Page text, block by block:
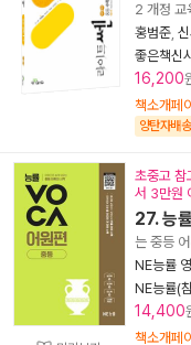
2 개정 교
홍범준
좋은책신
16,200
책소개페
양탄자배송
초중고 참
서 3만원
27. 능
는 중등
NE능률
NE능률(
14,400
책소개페